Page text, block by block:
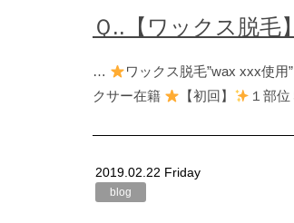
Ｑ..【ワックス
… ワックス脱毛”wax xxx使用”
クサー在籍
【初回】 １部
2019.02.22 Friday
blog